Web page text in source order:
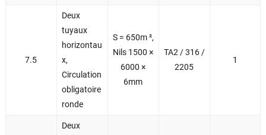
7.5
Deux
tuyaux
horizontau
x,
Circulation
obligatoire
ronde
S = 650m ²,
Nils 1500 ×
6000 ×
6mm
TA2 / 316 /
2205
1
Deux